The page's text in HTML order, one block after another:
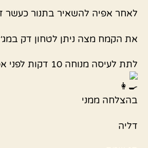
לאחר אפיה להשאיר בתנור כעשר
את הקמח מצה ניתן לטחון דק
לתת לעיסה מנוחה 10 דקות לפני אפיה
בהצלחה ממני
דליה